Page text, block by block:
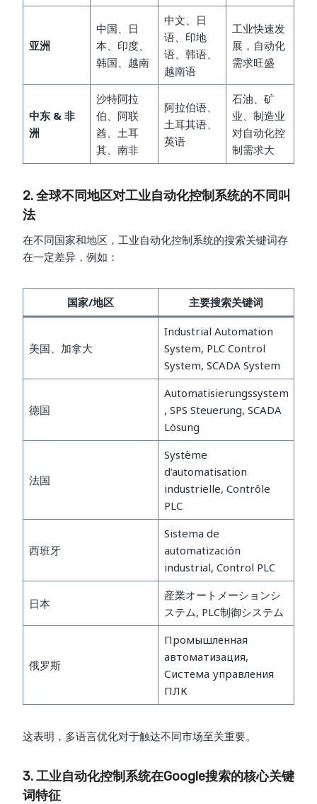
亚洲
中国、日
本、印度、
韩国、越南
中文、日
语、印地
语、韩语、
越南语
工业快速发
展，自动化
需求旺盛
中东 & 非
洲
沙特阿拉
伯、阿联
酋、土耳
其、南非
阿拉伯语、
土耳其语、
英语
石油、矿
业、制造业
对自动化控
制需求大
2. 全球不同地区对工业自动化控制系统的不同叫
法
在不同国家和地区，工业自动化控制系统的搜索关键词存
在一定差异，例如：
国家/地区 主要搜索关键词
美国、加拿大
Industrial Automation
System, PLC Control
System, SCADA System
德国
Automatisierungssystem
, SPS Steuerung, SCADA
Lösung
法国
Système
d’automatisation
industrielle, Contrôle
PLC
西班牙
Sistema de
automatización
industrial, Control PLC
日本
産業オートメーションシ
ステム, PLC制御システム
俄罗斯
Промышленная
автоматизация,
Система управления
ПЛК
这表明，多语言优化对于触达不同市场至关重要。
3. 工业自动化控制系统在Google搜索的核心关键
词特征